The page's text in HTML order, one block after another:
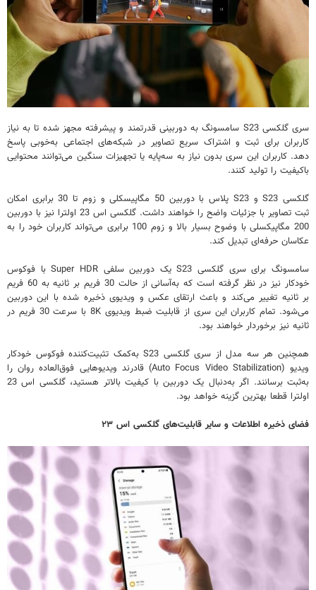
سری گلکسی S23 سامسونگ به دوربینی قدرتمند و پیشرفته مجهز شده تا به نیاز
کاربران برای ثبت و اشتراک سریع تصاویر در شبکه‌های اجتماعی به‌خوبی پاسخ
دهد. کاربران این سری بدون نیاز به سه‌پایه یا تجهیزات سنگین می‌توانند محتوایی
باکیفیت را تولید کنند.
گلکسی S23 و S23 پلاس با دوربین 50 مگاپیسکلی و زوم تا 30 برابری امکان
ثبت تصاویر با جزئیات واضح را خواهند داشت. گلکسی اس 23 اولترا نیز با دوربین
200 مگاپیکسلی با وضوح بسیار بالا و زوم 100 برابری می‌تواند کاربران خود را به
عکاسان حرفه‌ای تبدیل کند.
سامسونگ برای سری گلکسی S23 یک دوربین سلفی Super HDR با فوکوس
خودکار نیز در نظر گرفته است که به‌آسانی از حالت 30 فریم بر ثانیه به 60 فریم
بر ثانیه تغییر می‌کند و باعث ارتقای عکس و ویدیوی ذخیره شده با این دوربین
می‌شود. تمام کاربران این سری از قابلیت ضبط ویدیوی 8K با سرعت 30 فریم در
ثانیه نیز برخوردار خواهند بود.
همچنین هر سه مدل از سری گلکسی S23 به‌کمک تثبیت‌کننده فوکوس خودکار
ویدیو (Auto Focus Video Stabilization) قادرند ویدیوهایی فوق‌العاده روان را
به‌ثبت برسانند. اگر به‌دنبال یک دوربین با کیفیت بالاتر هستید، گلکسی اس 23
اولترا قطعا بهترین گزینه خواهد بود.
فضای ذخیره اطلاعات و سایر قابلیت‌های گلکسی اس ۲۳